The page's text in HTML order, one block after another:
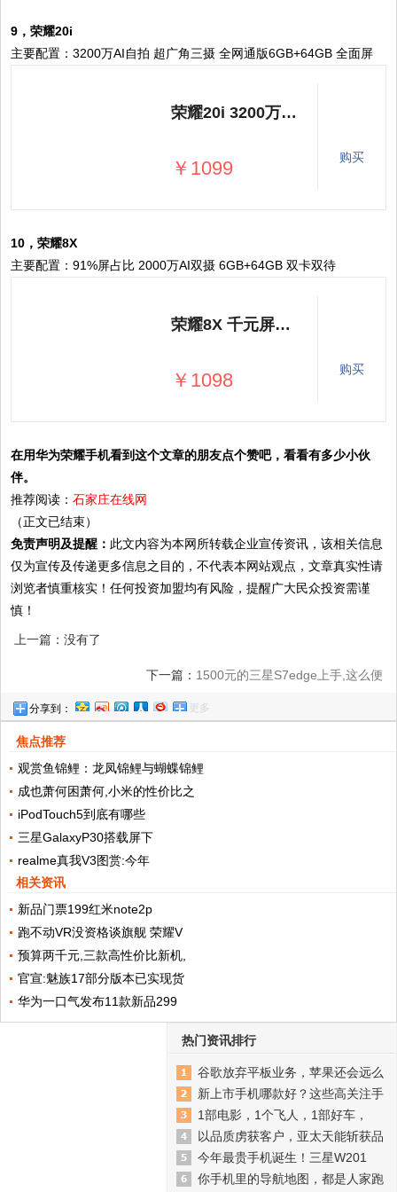
9，荣耀20i
主要配置：3200万AI自拍 超广角三摄 全网通版6GB+64GB 全面屏
荣耀20i 3200万AI自拍 超广角三摄 全网通版6GB+64GB 渐变蓝 移动联通电信4G全面屏手机
￥1099 购买
10，荣耀8X
主要配置：91%屏占比 2000万AI双摄 6GB+64GB 双卡双待
荣耀8X 千元屏霸 91%屏占比 2000万AI双摄 6GB+64GB 幻夜黑 移动联通电信4G全面屏手机 双卡双待
￥1098 购买
在用华为荣耀手机看到这个文章的朋友点个赞吧，看看有多少小伙
伴。
推荐阅读：石家庄在线网
（正文已结束）
免责声明及提醒： 此文内容为本网所转载企业宣传资讯，该相关信息
仅为宣传及传递更多信息之目的，不代表本网站观点，文章真实性请
浏览者慎重核实！任何投资加盟均有风险，提醒广大民众投资需谨
慎！
上一篇：没有了
下一篇： 1500元的三星S7edge上手,这么便
分享到： 更多
焦点推荐
观赏鱼锦鲤：龙凤锦鲤与蝴蝶锦鲤
成也萧何困萧何,小米的性价比之
iPodTouch5到底有哪些
三星GalaxyP30搭载屏下
realme真我V3图赏:今年
相关资讯
新品门票199红米note2p
跑不动VR没资格谈旗舰 荣耀V
预算两千元,三款高性价比新机,
官宣:魅族17部分版本已实现货
华为一口气发布11款新品299
热门资讯排行
谷歌放弃平板业务，苹果还会远么
新上市手机哪款好？这些高关注手
1部电影，1个飞人，1部好车，
以品质虏获客户，亚太天能斩获品
今年最贵手机诞生！三星W201
你手机里的导航地图，都是人家跑